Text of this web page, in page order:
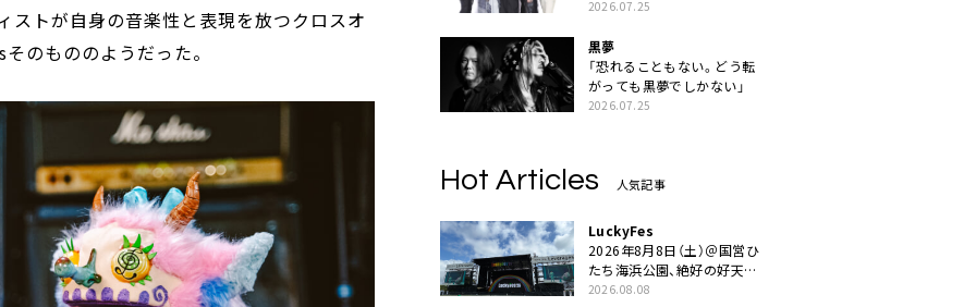
ストが自身の音楽性と表現を放つクロスオ
のもののようだった。
2026.07.25
黒夢
「恐れることもない。どう転
がっても黒夢でしかない」
2026.07.25
Hot Articles 人気記事
LuckyFes
2026年8月8日（土）＠国営ひ
たち海浜公園、絶好の好天の
中＜LuckyFes’26＞開幕
2026.08.08